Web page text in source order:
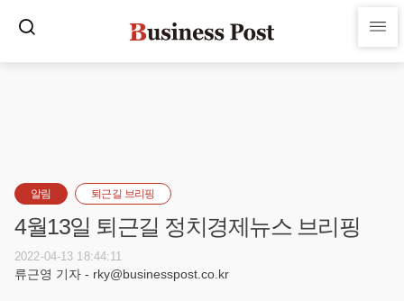
알림 퇴근길 브리핑
4월13일 퇴근길 정치경제뉴스 브리핑
2022-04-13 18:44:11
류근영 기자 - rky@businesspost.co.kr